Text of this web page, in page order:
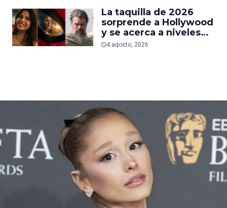
Hollywood e hizo su
nueva película gore
La taquilla de 2026
sorprende a Hollywood
y se acerca a niveles
anteriores a la
4 agosto, 2026